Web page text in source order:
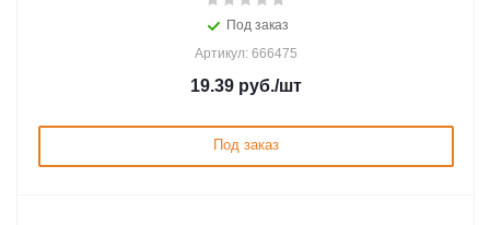
Под заказ
Артикул: 666475
19.39 руб./шт
Под заказ